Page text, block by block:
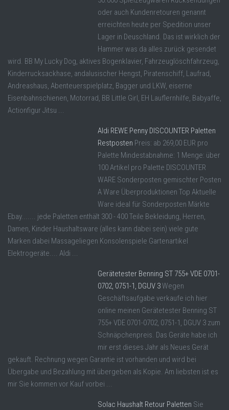
oder auch Kundenretouren genannt
erreichten heute per Spedition unser
Lager in Deuschland. Das ist wirklich der
Hammer was da alles zurück gesendet
wird. BB My Lucky Dog, aktives Bogenklavier, Fahrzeuglöschfahrzeug,
Kinderrucksackhase, andalusischer Hengst, Piratenschiff, Laufrad,
Andreashaus, Abenteuerspielplatz, Bagger und LKW, eiserne
Eisenbahnschienen, Motorrad, BB Little Girl, EH Lauflernhilfe, Babyaffe,
Actionfigur Jitsu ...
Aldi REWE Penny DISCOUNTER Paletten
Restposten Preis: ab 269,00 EUR pro
Palette Mindestabnahme: 1 Menge: über
100 Artikel pro Palette DISCOUNTER
WARE Sonderposten gemischter Posten
A Ware Überproduktionen Top Aktuelle
Ware ideal für Sonderposten Märkte
Ebay....... jede Paletten enthält 300 - 400 Teile Bekleidung, Herren,
Damen, Kinder Haushaltsware (alles kann dabei sein) viele gute
Marken dabei Massageliegen Konsolenspiele Gartenartikel
Elektrogeräte.... Aldi ...
Gerätetester Benning ST 755+ VDE 0701-
0702, 0751-1, DGUV 3Wegen
Geschäftsaufgabe verkaufe ich hier
online meinen Gerätetester Benning ST
755+ VDE 0701-0702, 0751-1, DGUV 3 zum
Schnäpchenpreis. Das Geräte habe ich
mir erst dieses Jahr als Neues Gerät
gekauft. Rechnung wegen Garantie ist vorhanden und wird bei
Übergabe und Bezahlung mit übergeben als Kopie. Am liebsten ist es
mir Sie kommen vor Kauf vorbei ...
Solac Haushalt Retour Paletten Sie